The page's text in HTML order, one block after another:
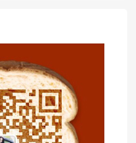
凱莉包臺北官網 Hermes Kell
ge grenat
愛馬仕康康包包價格一覽表 H
ermès Constance 18 Epsom
Etoupe 大象灰金扣